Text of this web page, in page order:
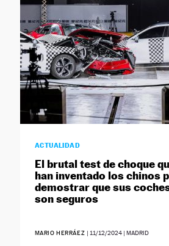
ACTUALIDAD
El brutal test de choque
han inventado los chinos
demostrar que sus
son seguros
MARIO HERRÁEZ | 11/12/2024| MADRID